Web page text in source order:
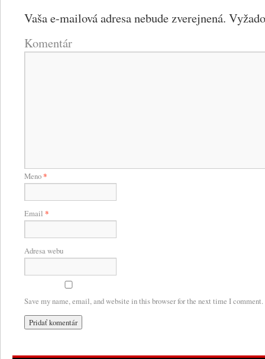
Vaša e-mailová adresa nebude zverejnená.
Komentár
Meno*
Email *
Adresa webu
Save my name, email, and website in this browser for the next time I comment.